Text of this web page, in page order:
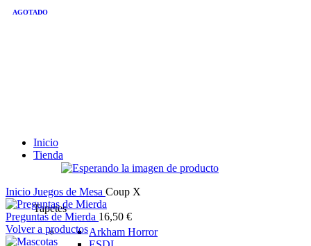
Inicio
Tienda
Tapetes
Arkham Horror
Inicio Juegos de Mesa Coup X
Preguntas de Mierda 16,50 €
Volver a productos
-18%
AGOTADO